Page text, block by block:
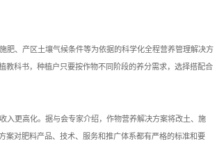
肥、产区土壤气候条件等为依据的科学化全程营养管理解决方
科书，种植户只要按作物不同阶段的养分需求，选择搭配合
入更高化。据与会专家介绍，作物营养解决方案将改土、施
案对肥料产品、技术、服务和推广体系都有严格的标准和要